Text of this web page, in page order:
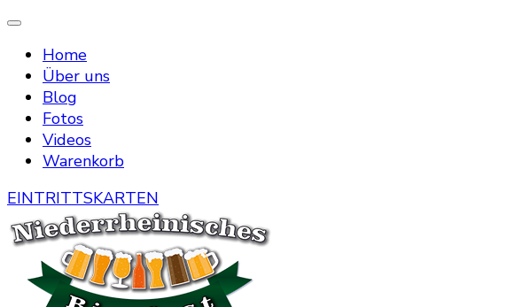
Home
Über uns
Blog
Fotos
Videos
Warenkorb
EINTRITTSKARTEN